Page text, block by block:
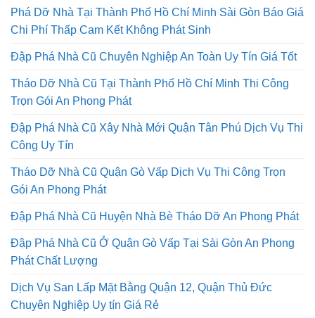
Phá Dỡ Nhà Tại Thành Phố Hồ Chí Minh Sài Gòn Báo Giá
Chi Phí Thấp Cam Kết Không Phát Sinh
Đập Phá Nhà Cũ Chuyên Nghiệp An Toàn Uy Tín Giá Tốt
Tháo Dỡ Nhà Cũ Tại Thành Phố Hồ Chí Minh Thi Công
Trọn Gói An Phong Phát
Đập Phá Nhà Cũ Xây Nhà Mới Quận Tân Phú Dịch Vụ Thi
Công Uy Tín
Tháo Dỡ Nhà Cũ Quận Gò Vấp Dịch Vụ Thi Công Trọn
Gói An Phong Phát
Đập Phá Nhà Cũ Huyện Nhà Bè Tháo Dỡ An Phong Phát
Đập Phá Nhà Cũ Ở Quận Gò Vấp Tại Sài Gòn An Phong
Phát Chất Lượng
Dịch Vụ San Lấp Mặt Bằng Quận 12, Quận Thủ Đức
Chuyên Nghiệp Uy tín Giá Rẻ